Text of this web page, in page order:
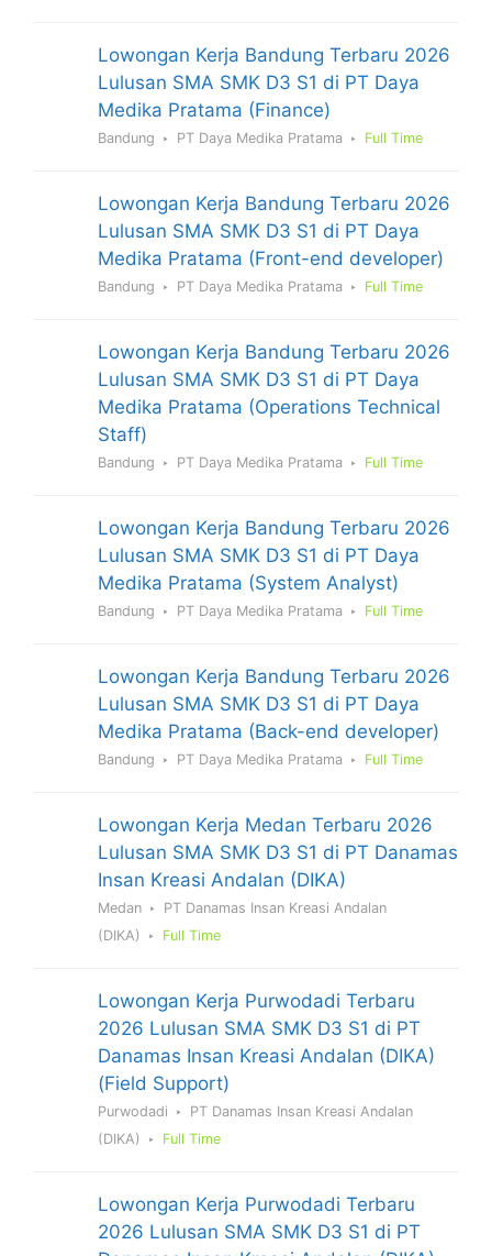
Lowongan Kerja Bandung Terbaru 2026
Lulusan SMA SMK D3 S1 di PT Daya
Medika Pratama (Finance)
Bandung PT Daya Medika Pratama Full Time
Lowongan Kerja Bandung Terbaru 2026
Lulusan SMA SMK D3 S1 di PT Daya
Medika Pratama (Front-end developer)
Bandung PT Daya Medika Pratama Full Time
Lowongan Kerja Bandung Terbaru 2026
Lulusan SMA SMK D3 S1 di PT Daya
Medika Pratama (Operations Technical
Staff)
Bandung PT Daya Medika Pratama Full Time
Lowongan Kerja Bandung Terbaru 2026
Lulusan SMA SMK D3 S1 di PT Daya
Medika Pratama (System Analyst)
Bandung PT Daya Medika Pratama Full Time
Lowongan Kerja Bandung Terbaru 2026
Lulusan SMA SMK D3 S1 di PT Daya
Medika Pratama (Back-end developer)
Bandung PT Daya Medika Pratama Full Time
Lowongan Kerja Medan Terbaru 2026
Lulusan SMA SMK D3 S1 di PT Danamas
Insan Kreasi Andalan (DIKA)
Medan
PT Danamas Insan Kreasi Andalan
(DIKA)
Full Time
Lowongan Kerja Purwodadi Terbaru
2026 Lulusan SMA SMK D3 S1 di PT
Danamas Insan Kreasi Andalan (DIKA)
(Field Support)
Purwodadi
PT Danamas Insan Kreasi Andalan
(DIKA)
Full Time
Lowongan Kerja Purwodadi Terbaru
2026 Lulusan SMA SMK D3 S1 di PT